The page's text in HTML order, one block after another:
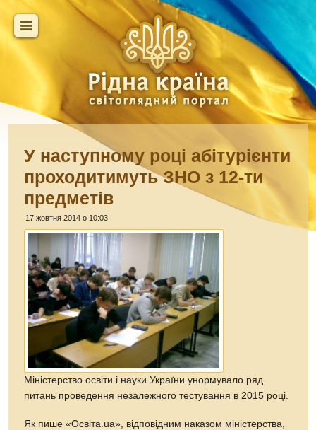
У наступному році абітурієнти
проходитимуть ЗНО з 12-ти
предметів
17 жовтня 2014 о 10:03
Міністерство освіти і науки України унормувало ряд
питань проведення незалежного тестування в 2015 році.
Як пише «Освіта.uа», відповідним наказом міністерства,